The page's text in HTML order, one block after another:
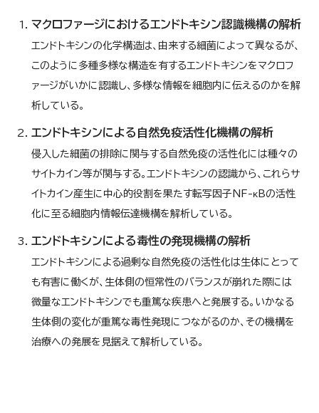
マクロファージにおけるエンドトキシン認識機構の解析
エンドトキシンの化学構造は、由来する細菌によって異なるが、
このように多種多様な構造を有するエンドトキシンをマクロフ
ァージがいかに認識し、多様な情報を細胞内に伝えるのかを解
析している。
エンドトキシンによる自然免疫活性化機構の解析
侵入した細菌の排除に関与する自然免疫の活性化には種々の
サイトカイン等が関与する。エンドトキシンの認識から、これらサ
イトカイン産生に中心的役割を果たす転写因子NF-κBの活性
化に至る細胞内情報伝達機構を解析している。
エンドトキシンによる毒性の発現機構の解析
エンドトキシンによる過剰な自然免疫の活性化は生体にとって
も有害に働くが、生体側の恒常性のバランスが崩れた際には
微量なエンドトキシンでも重篤な疾患へと発展する。いかなる
生体側の変化が重篤な毒性発現につながるのか、その機構を
治療への発展を見据えて解析している。